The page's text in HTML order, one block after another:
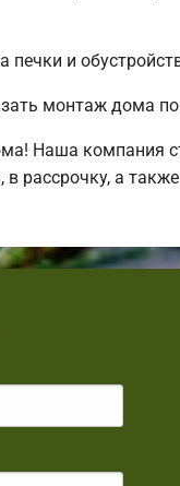
печки и
монтаж дома
Наша компания
рассрочку, а также